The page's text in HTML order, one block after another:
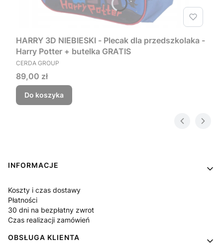
HARRY 3D NIEBIESKI - Plecak dla przedszkolaka -
Harry Potter + butelka GRATIS
PRODUCENT
CERDA GROUP
Cena
89,00 zł
Do koszyka
Linki w stopce
INFORMACJE
Koszty i czas dostawy
Płatności
30 dni na bezpłatny zwrot
Czas realizacji zamówień
OBSŁUGA KLIENTA